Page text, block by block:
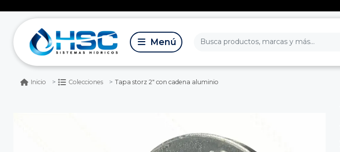
Inicio Colecciones Tapa storz 2" con cadena aluminio